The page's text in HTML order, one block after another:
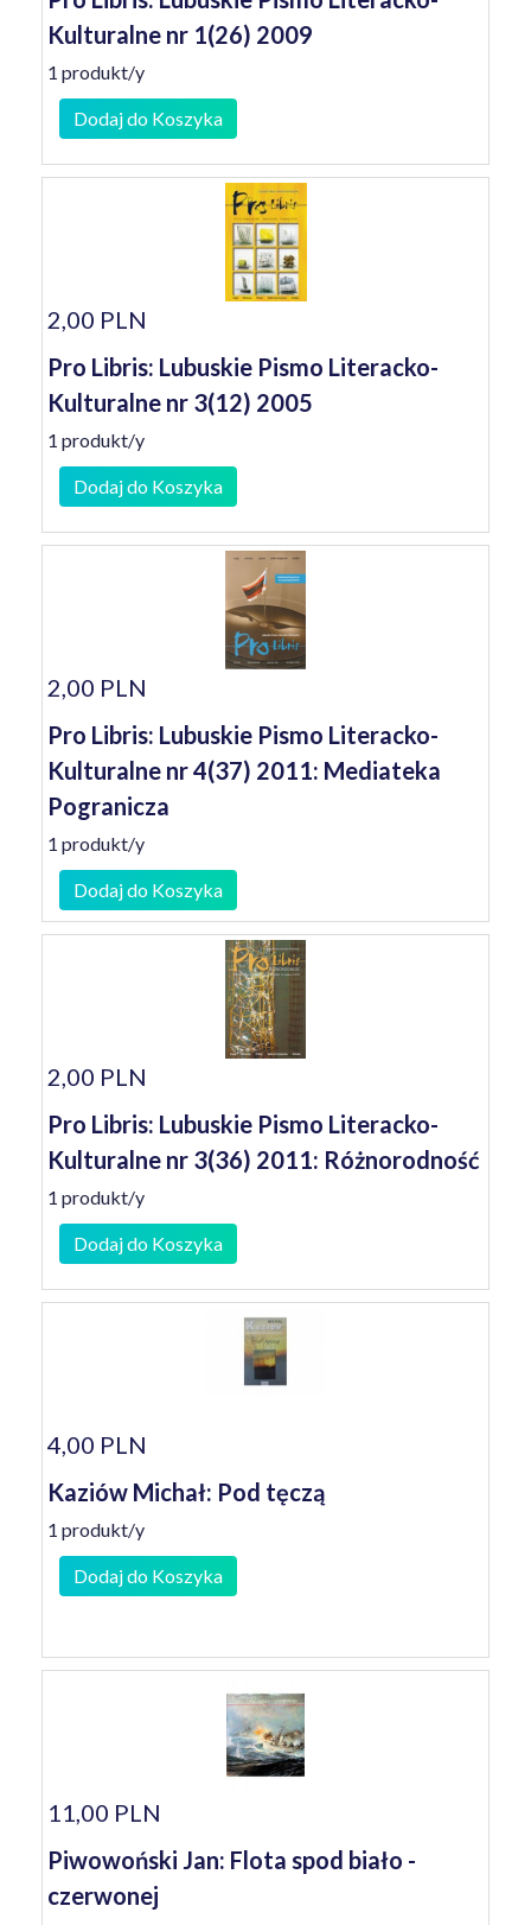
Kulturalne nr 1(26) 2009
1 produkt/y
Dodaj do Koszyka
2,00 PLN
Pro Libris: Lubuskie Pismo Literacko-
Kulturalne nr 3(12) 2005
1 produkt/y
Dodaj do Koszyka
2,00 PLN
Pro Libris: Lubuskie Pismo Literacko-
Kulturalne nr 4(37) 2011: Mediateka
Pogranicza
1 produkt/y
Dodaj do Koszyka
2,00 PLN
Pro Libris: Lubuskie Pismo Literacko-
Kulturalne nr 3(36) 2011: Różnorodność
1 produkt/y
Dodaj do Koszyka
4,00 PLN
Kaziów Michał: Pod tęczą
1 produkt/y
Dodaj do Koszyka
11,00 PLN
Piwowoński Jan: Flota spod biało -
czerwonej